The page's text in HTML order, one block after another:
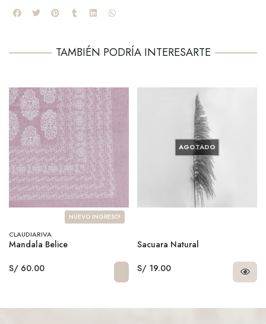
TAMBIÉN PODRÍA INTERESARTE
NUEVO INGRESO!
CLAUDIARIVA
Mandala Belice
S/ 60.00
AGOTADO
Sacuara Natural
S/ 19.00